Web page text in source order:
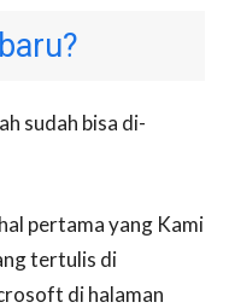
sudah bisa di-
pertama yang Kami
tertulis di
di halaman